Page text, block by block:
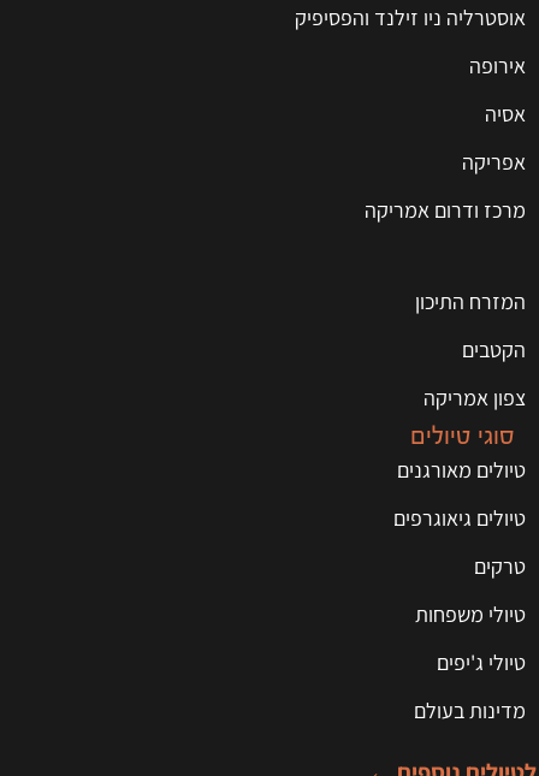
אוסטרליה ניו זילנד והפסיפיק
אירופה
אסיה
אפריקה
מרכז ודרום אמריקה
המזרח התיכון
הקטבים
צפון אמריקה
סוגי טיולים
טיולים מאורגנים
טיולים גיאוגרפים
טרקים
טיולי משפחות
טיולי ג'יפים
מדינות בעולם